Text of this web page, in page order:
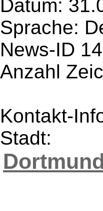
Datum:
Sprache:
News-ID
Anzahl
Kontakt-
Stadt: